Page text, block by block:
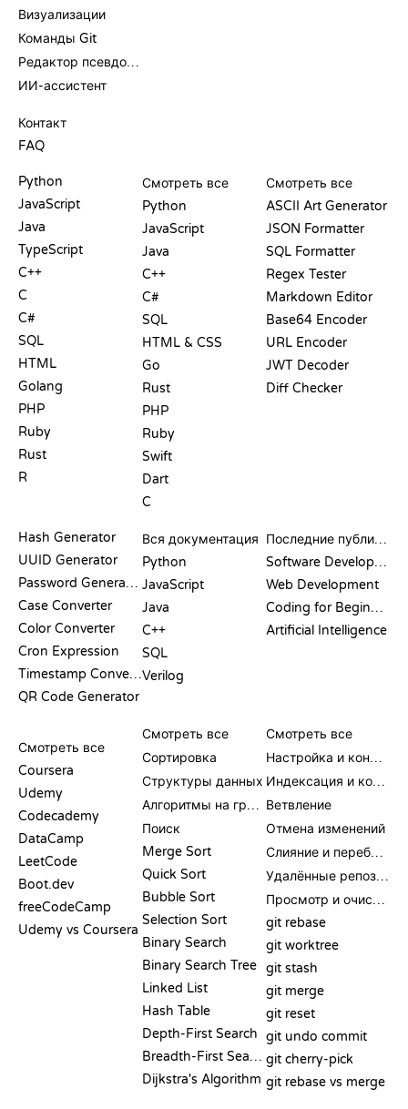
Визуализации
Команды Git
Редактор псевдокода
ИИ-ассистент
Контакт
FAQ
Python
JavaScript
Java
TypeScript
C++
C
C#
SQL
HTML
Golang
PHP
Ruby
Rust
R
Смотреть все
Python
JavaScript
Java
C++
C#
SQL
HTML & CSS
Go
Rust
PHP
Ruby
Swift
Dart
C
Смотреть все
ASCII Art Generator
JSON Formatter
SQL Formatter
Regex Tester
Markdown Editor
Base64 Encoder
URL Encoder
JWT Decoder
Diff Checker
Hash Generator
UUID Generator
Password Generator
Case Converter
Color Converter
Cron Expression
Timestamp Converter
QR Code Generator
Вся документация
Python
JavaScript
Java
C++
SQL
Verilog
Последние публикации
Software Development
Web Development
Coding for Beginners
Artificial Intelligence
Смотреть все
Coursera
Udemy
Codecademy
DataCamp
LeetCode
Boot.dev
freeCodeCamp
Udemy vs Coursera
Смотреть все
Сортировка
Структуры данных
Алгоритмы на графах
Поиск
Merge Sort
Quick Sort
Bubble Sort
Selection Sort
Binary Search
Binary Search Tree
Linked List
Hash Table
Depth-First Search
Breadth-First Search
Dijkstra's Algorithm
Смотреть все
Настройка и конфигурация
Индексация и коммит
Ветвление
Отмена изменений
Слияние и перебазирование
Удалённые репозитории
Просмотр и очистка
git rebase
git worktree
git stash
git merge
git reset
git undo commit
git cherry-pick
git rebase vs merge